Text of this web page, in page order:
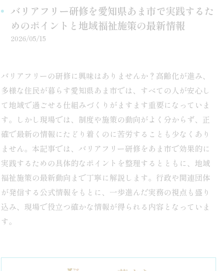
バリアフリー研修を愛知県あま市で実践するた
めのポイントと地域福祉施策の最新情報
2026/05/15
バリアフリーの研修に興味はありませんか？高齢化が進み、
多様な住民が暮らす愛知県あま市では、すべての人が安心し
て地域で過ごせる仕組みづくりがますます重要になっていま
す。しかし現場では、制度や施策の動向がよく分からず、正
確で最新の情報にたどり着くのに苦労することも少なくあり
ません。本記事では、バリアフリー研修をあま市で効果的に
実践するための具体的なポイントを整理するとともに、地域
福祉施策の最新動向まで丁寧に解説します。行政や関連団体
が発信する公式情報をもとに、一歩進んだ実務の視点も盛り
込み、現場で役立つ確かな情報が得られる内容となっていま
す。